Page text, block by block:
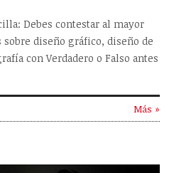
Debes contestar al mayor
diseño gráfico, diseño de
con Verdadero o Falso antes
Más »